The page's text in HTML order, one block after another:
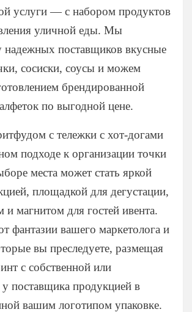
25 человек
60 человек
На новый год
На 23 февраля
8 марта
На выпускной
Ритуальный кейтеринг
На съемки
услуги — с набором продуктов
уличной еды. Мы
надежных поставщиков вкусные
сосиски, соусы и можем
брендированной
по выгодной цене.
с тележки с хот-догами
подходе к организации точки
места может стать яркой
площадкой для дегустации,
и магнитом для гостей ивента.
фантазии вашего маркетолога и
вы преследуете, размещая
с собственной или
у поставщика продукцией в
вашим логотипом упаковке.